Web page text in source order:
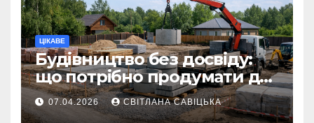
ЦІКАВЕ
Будівництво без досвіду:
що потрібно продумати до
першої доставки на
ділянку
07.04.2026 СВІТЛАНА САВІЦЬКА